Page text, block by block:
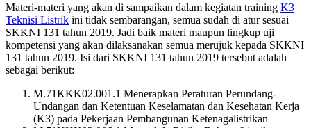
Materi-materi yang akan di sampaikan dalam kegiatan training K3
Teknisi Listrik ini tidak sembarangan, semua sudah di atur sesuai
SKKNI 131 tahun 2019. Jadi baik materi maupun lingkup uji
kompetensi yang akan dilaksanakan semua merujuk kepada SKKNI
131 tahun 2019. Isi dari SKKNI 131 tahun 2019 tersebut adalah
sebagai berikut:
M.71KKK02.001.1 Menerapkan Peraturan Perundang-
Undangan dan Ketentuan Keselamatan dan Kesehatan Kerja
(K3) pada Pekerjaan Pembangunan Ketenagalistrikan